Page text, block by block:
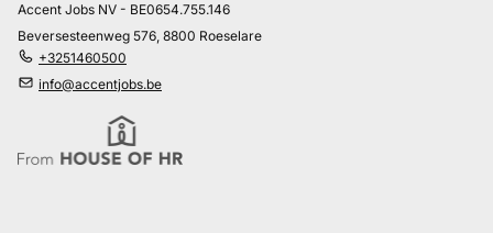
Accent Jobs NV - BE0654.755.146
Beversesteenweg 576, 8800 Roeselare
+3251460500
info@accentjobs.be